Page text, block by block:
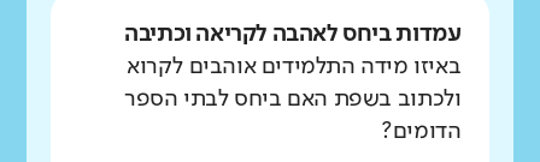
עמדות ביחס לאהבה לקריאה וכתיבה
באיזו מידה התלמידים אוהבים לקרוא
ולכתוב בשפת האם ביחס לבתי הספר
הדומים?